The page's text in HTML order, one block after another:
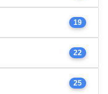
19
22
25